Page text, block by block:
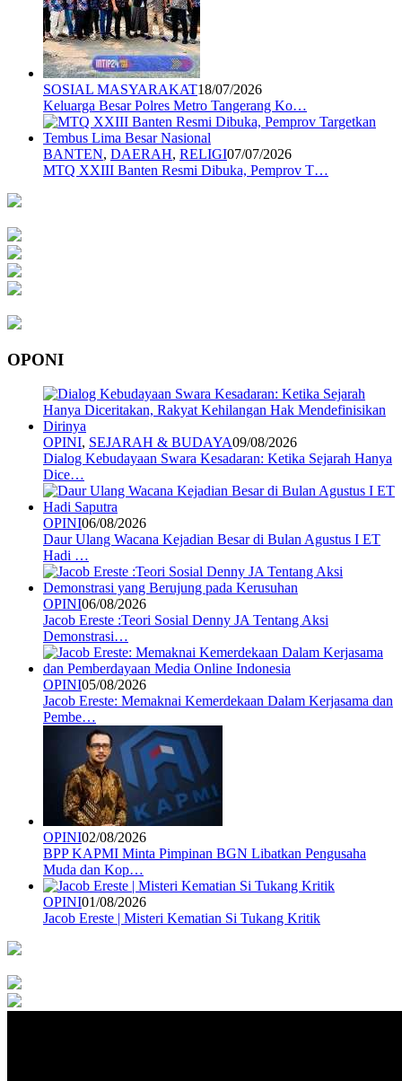
SOSIAL MASYARAKAT18/07/2026
Keluarga Besar Polres Metro Tangerang Ko…
BANTEN, DAERAH, RELIGI07/07/2026
MTQ XXIII Banten Resmi Dibuka, Pemprov T…
OPONI
OPINI, SEJARAH & BUDAYA09/08/2026
Dialog Kebudayaan Swara Kesadaran: Ketika Sejarah Hanya
Dice…
OPINI06/08/2026
Daur Ulang Wacana Kejadian Besar di Bulan Agustus I ET
Hadi …
OPINI06/08/2026
Jacob Ereste :Teori Sosial Denny JA Tentang Aksi
Demonstrasi…
OPINI05/08/2026
Jacob Ereste: Memaknai Kemerdekaan Dalam Kerjasama dan
Pembe…
OPINI02/08/2026
BPP KAPMI Minta Pimpinan BGN Libatkan Pengusaha
Muda dan Kop…
OPINI01/08/2026
Jacob Ereste | Misteri Kematian Si Tukang Kritik